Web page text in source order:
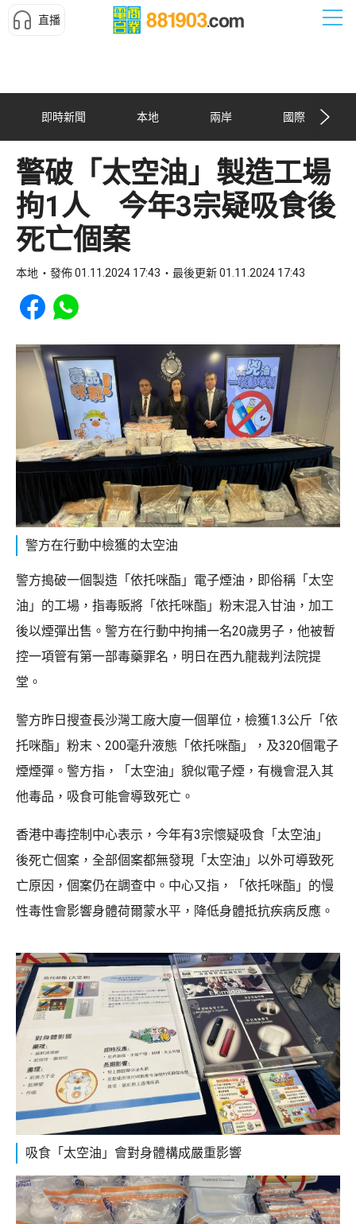
直播
即時新聞 本地 兩岸 國際
警破「太空油」製造工場
拘1人 今年3宗疑吸食後
死亡個案
本地 發佈 01.11.2024 17:43 最後更新 01.11.2024 17:43
Share to Facebook
Share to WhatsApp
警方在行動中檢獲的太空油
警方搗破一個製造「依托咪酯」電子煙油，即俗稱「太空
油」的工場，指毒販將「依托咪酯」粉末混入甘油，加工
後以煙彈出售。警方在行動中拘捕一名20歲男子，他被暫
控一項管有第一部毒藥罪名，明日在西九龍裁判法院提
堂。
警方昨日搜查長沙灣工廠大廈一個單位，檢獲1.3公斤「依
托咪酯」粉末、200毫升液態「依托咪酯」，及320個電子
煙煙彈。警方指，「太空油」貌似電子煙，有機會混入其
他毒品，吸食可能會導致死亡。
香港中毒控制中心表示，今年有3宗懷疑吸食「太空油」
後死亡個案，全部個案都無發現「太空油」以外可導致死
亡原因，個案仍在調查中。中心又指，「依托咪酯」的慢
性毒性會影響身體荷爾蒙水平，降低身體抵抗疾病反應。
吸食「太空油」會對身體構成嚴重影響